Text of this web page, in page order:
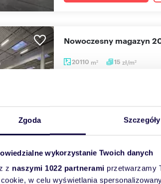
Zgoda Szczegóły
wykorzystanie Twoich danych
z naszymi 1022 partnerami przetwarzamy
w celu wyświetlania
20110 m2 15 zł/m2
Nowoczesny magazyn
Do wynajęcia nowy
niepylnanośność min. 5T/
Więcej